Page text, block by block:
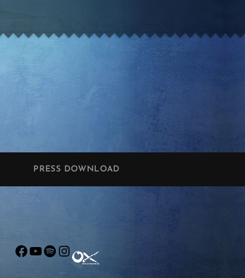
PRESS DOWNLOAD
Facebook
YouTube
Spotify
Instagram